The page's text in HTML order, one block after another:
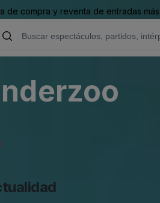
de compra y reventa de entradas